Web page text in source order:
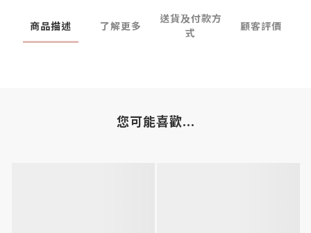
商品描述 了解更多
送貨及付款方
式
顧客評價
您可能喜歡...